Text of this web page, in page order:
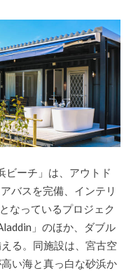
ビーチ」は、アウトド
バスを完備、インテリ
なっているプロジェク
」のほか、ダブル
る。同施設は、宮古空
い海と真っ白な砂浜か